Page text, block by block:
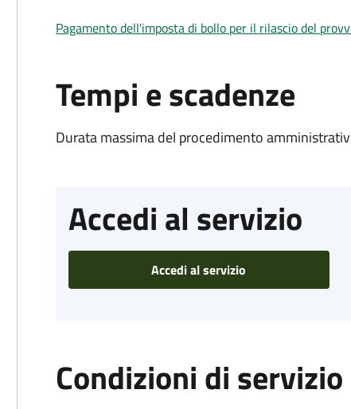
Pagamento dell'imposta di bollo per il rilascio del
Tempi e scadenze
Durata massima del procedimento
Accedi al servizio
Accedi al servizio
Condizioni di servizio